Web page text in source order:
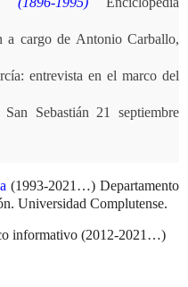
a cargo de Antonio Carballo,
: entrevista en el marco del
Sebastián 21 septiembre
(1993-2021…) Departamento
Universidad Complutense.
informativo (2012-2021…)